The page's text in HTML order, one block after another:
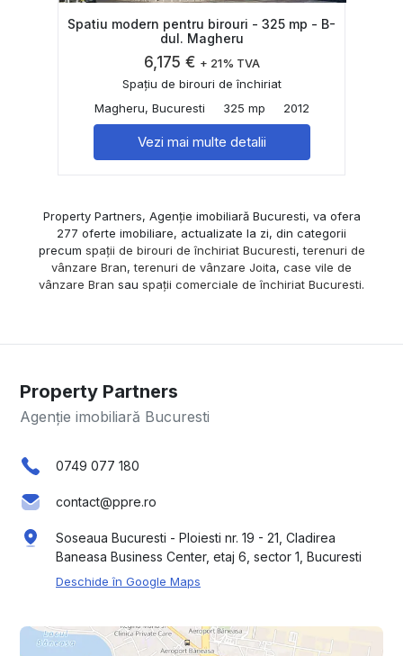
Spatiu modern pentru birouri - 325 mp - B-
dul. Magheru
6,175 € + 21% TVA
Spațiu de birouri de închiriat
Magheru, Bucuresti
325 mp 2012
Vezi mai multe detalii
Property Partners, Agenție imobiliară Bucuresti, va ofera
277 oferte imobiliare, actualizate la zi, din categorii
precum spații de birouri de închiriat Bucuresti,terenuri de
vânzare Bran,terenuri de vânzare Joita, case vile de
vânzare Bran sau spații comerciale de închiriat Bucuresti.
Property Partners
Agenție imobiliară Bucuresti
0749 077 180
contact@ppre.ro
Soseaua Bucuresti - Ploiesti nr. 19 - 21, Cladirea
Baneasa Business Center, etaj 6, sector 1, Bucuresti
Deschide în Google Maps